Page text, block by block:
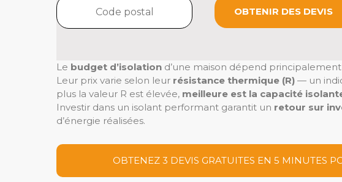
OBTENIR DES DEVIS
Le budget d’isolation d’une maison dépend
Leur prix varie selon leur résistance thermique (R) — un
plus la valeur R est élevée, meilleure est la capacité
Investir dans un isolant performant garantit un retour sur
d’énergie réalisées.
OBTENEZ 3 DEVIS GRATUITES EN 5 MINUTES